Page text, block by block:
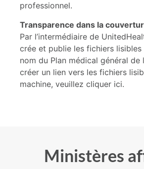
professionnel.
Transparence dans la
Par l’intermédiaire de
crée et publie les fichiers lisibles
nom du Plan médical général de
créer un lien vers les fichiers
machine, veuillez cliquer ici.
Ministères